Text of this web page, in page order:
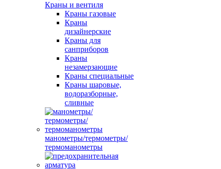
Краны и вентиля
Краны газовые
Краны
дизайнерские
Краны для
санприборов
Краны
незамерзающие
Краны специальные
Краны шаровые,
водоразборные,
сливные
манометры/термометры/
термоманометры